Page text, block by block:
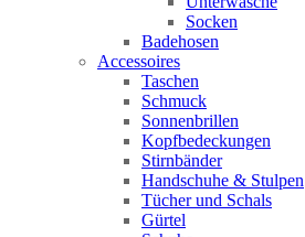
Socken
Badehosen
Accessoires
Taschen
Schmuck
Sonnenbrillen
Kopfbedeckungen
Stirnbänder
Handschuhe & Stulpen
Tücher und Schals
Gürtel